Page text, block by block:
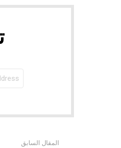
NEWSLETTER
المقال السابق